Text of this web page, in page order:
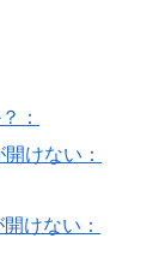
：
けない：
けない：